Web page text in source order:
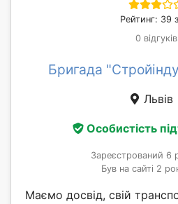
Рейтинг: 39
0 відгуків
Бригада
Львів
Особистість
Зареєстрований 6
Був на сайті 2
Маємо досвід, свій